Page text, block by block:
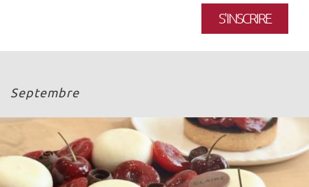
S'INSCRIRE
Septembre